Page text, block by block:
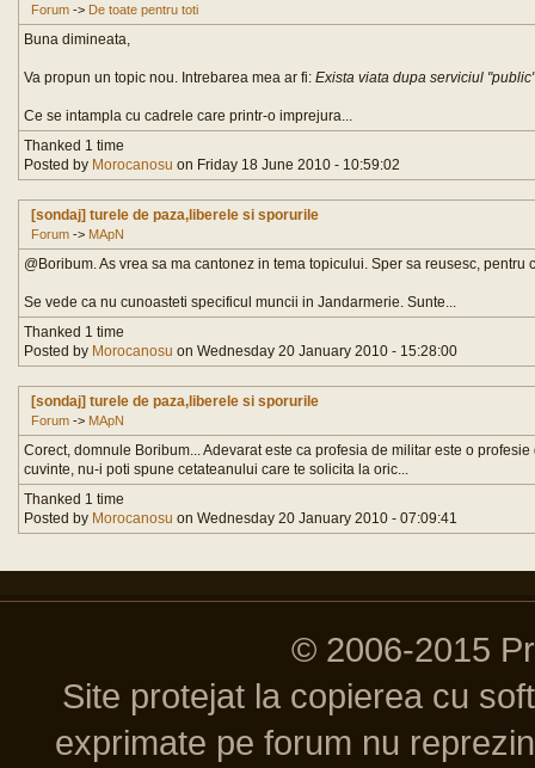
Forum -> De toate pentru toti
Buna dimineata,
Va propun un topic nou. Intrebarea mea ar fi: Exista viata dupa serviciul
Ce se intampla cu cadrele care printr-o imprejura...
Thanked 1 time
Posted by Morocanosu on Friday 18 June 2010 - 10:59:02
[sondaj] turele de paza,liberele si sporurile
Forum -> MApN
@Boribum. As vrea sa ma cantonez in tema topicului. Sper sa reusesc,
Se vede ca nu cunoasteti specificul muncii in Jandarmerie. Sunte...
Thanked 1 time
Posted by Morocanosu on Wednesday 20 January 2010 - 15:28:00
[sondaj] turele de paza,liberele si sporurile
Forum -> MApN
Corect, domnule Boribum... Adevarat este ca profesia de militar este o
cuvinte, nu-i poti spune cetateanului care te solicita la oric...
Thanked 1 time
Posted by Morocanosu on Wednesday 20 January 2010 - 07:09:41
© 2006-2015
Site protejat la copierea cu
exprimate pe forum nu